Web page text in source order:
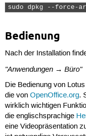
sudo dpkg --force-
Bedienung
Nach der Installation
"Anwendungen → Büro"
Die Bedienung von
die von OpenOffice.org.
wirklich wichtigen
die englischsprachige
eine Videopräsentation